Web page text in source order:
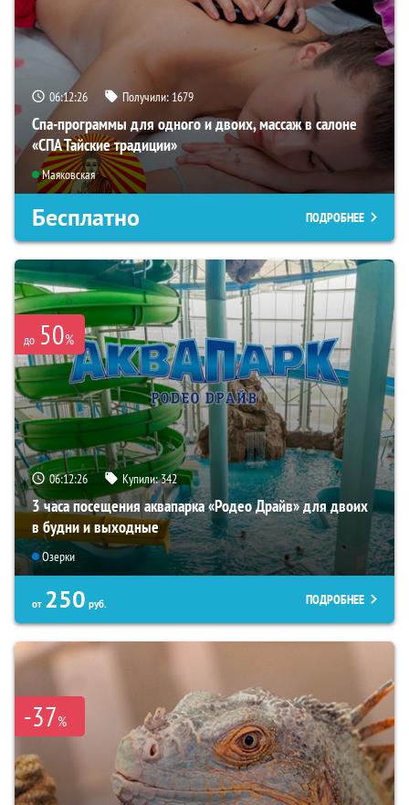
06:12:25 Получили: 1679
Спа-программы для одного и двоих, массаж в салоне
«СПА Тайские традиции»
Маяковская
Бесплатно ПОДРОБНЕЕ
до 50%
06:12:25 Купили:342
3 часа посещения аквапарка «Родео Драйв» для двоих
в будни и выходные
Озерки
от 250 руб. ПОДРОБНЕЕ
-37%